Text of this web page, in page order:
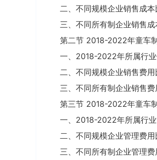
二、不同规模企业销售成
三、不同所有制企业销售
第二节 2018-2022年童车
一、2018-2022年所属行
二、不同规模企业销售费
三、不同所有制企业销售
第三节 2018-2022年童车
一、2018-2022年所属行
二、不同规模企业管理费
三、不同所有制企业管理